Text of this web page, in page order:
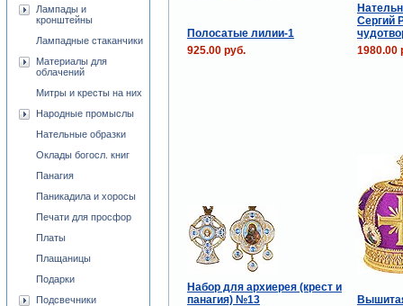
Полосатые лилии-1
Сергий
925.00 руб.
1980.00
Набор для архиерея (крест и
панагия) №13
Лампады и
кронштейны
Лампадные стаканчики
Материалы для
облачений
Митры и кресты на них
Народные промыслы
Нательные образки
Оклады богосл. книг
Панагия
Паникадила и хоросы
Печати для просфор
Платы
Плащаницы
Подарки
Подсвечники